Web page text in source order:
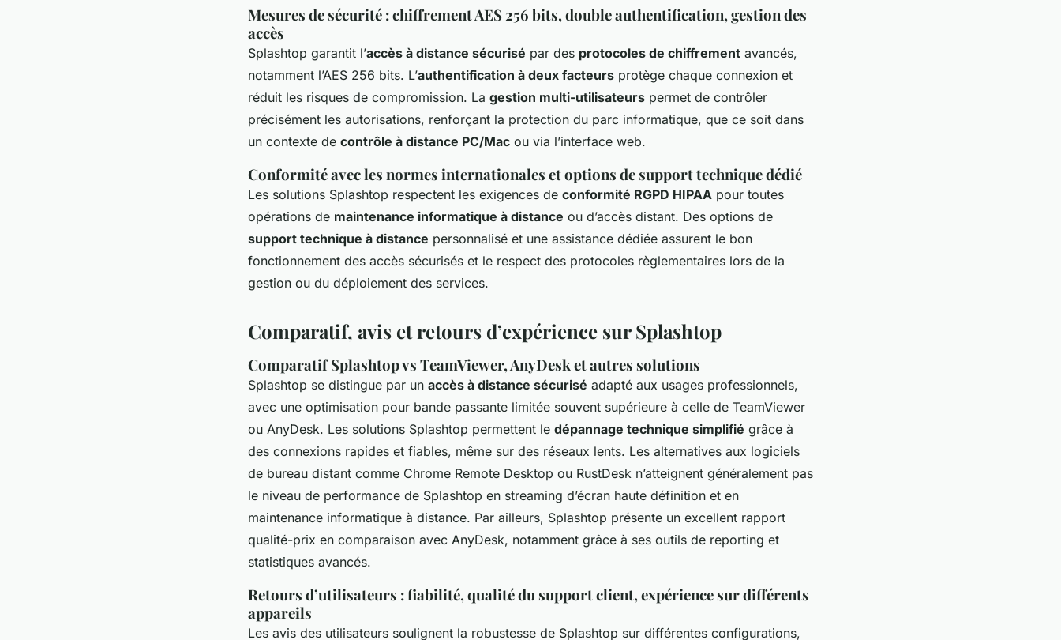
Mesures de sécurité : chiffrement AES 256 bits, double authentification, gestion des
accès
Splashtop garantit l’accès à distance sécurisé par des protocoles de chiffrement avancés,
notamment l’AES 256 bits. L’authentification à deux facteurs protège chaque connexion et
réduit les risques de compromission. La gestion multi-utilisateurs permet de contrôler
précisément les autorisations, renforçant la protection du parc informatique, que ce soit dans
un contexte de contrôle à distance PC/Mac ou via l’interface web.
Conformité avec les normes internationales et options de support technique dédié
Les solutions Splashtop respectent les exigences de conformité RGPD HIPAA pour toutes
opérations de maintenance informatique à distance ou d’accès distant. Des options de
support technique à distance personnalisé et une assistance dédiée assurent le bon
fonctionnement des accès sécurisés et le respect des protocoles règlementaires lors de la
gestion ou du déploiement des services.
Comparatif, avis et retours d’expérience sur Splashtop
Comparatif Splashtop vs TeamViewer, AnyDesk et autres solutions
Splashtop se distingue par un accès à distance sécurisé adapté aux usages professionnels,
avec une optimisation pour bande passante limitée souvent supérieure à celle de TeamViewer
ou AnyDesk. Les solutions Splashtop permettent le dépannage technique simplifié grâce à
des connexions rapides et fiables, même sur des réseaux lents. Les alternatives aux logiciels
de bureau distant comme Chrome Remote Desktop ou RustDesk n’atteignent généralement pas
le niveau de performance de Splashtop en streaming d’écran haute définition et en
maintenance informatique à distance. Par ailleurs, Splashtop présente un excellent rapport
qualité-prix en comparaison avec AnyDesk, notamment grâce à ses outils de reporting et
statistiques avancés.
Retours d’utilisateurs : fiabilité, qualité du support client, expérience sur différents
appareils
Les avis des utilisateurs soulignent la robustesse de Splashtop sur différentes configurations,